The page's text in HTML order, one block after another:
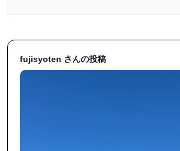
fujisyoten さんの投稿